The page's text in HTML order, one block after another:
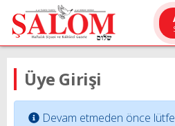
Üye Girişi
Devam etmeden önce